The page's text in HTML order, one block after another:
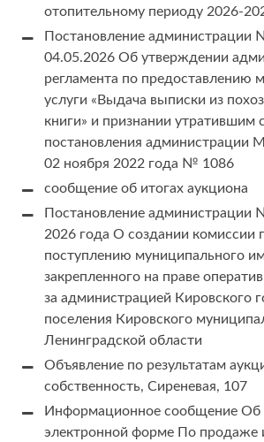
отопительному периоду 2026-
Постановление администрации
04.05.2026 Об утверждении
регламента по предоставлению
услуги «Выдача выписки из
книги» и признании утратившим
постановления администрации
02 ноября 2022 года № 1086
сообщение об итогах аукциона
Постановление администрации
2026 года О создании комиссии
поступлению муниципального
закрепленного на праве
за администрацией Кировского
поселения Кировского
Ленинградской области
Объявление по результатам
собственность, Сиреневая, 107
Информационное сообщение Об
электронной форме По продаже